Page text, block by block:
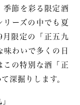
季節を彩る限定酒
リーズの中でも夏
限定の「正五九
わいで多くの日
この特別な酒「正
深掘りします。